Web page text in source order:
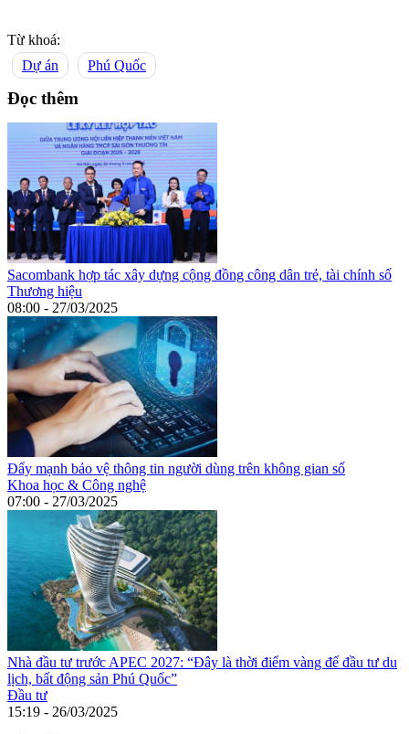
Từ khoá:
Dự án
Phú Quốc
Đọc thêm
Sacombank hợp tác xây dựng cộng đồng công dân trẻ, tài chính số
Thương hiệu
08:00 - 27/03/2025
Đẩy mạnh bảo vệ thông tin người dùng trên không gian số
Khoa học & Công nghệ
07:00 - 27/03/2025
Nhà đầu tư trước APEC 2027: “Đây là thời điểm vàng để đầu tư du
lịch, bất động sản Phú Quốc”
Đầu tư
15:19 - 26/03/2025